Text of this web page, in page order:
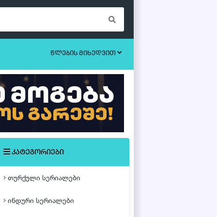
ბოევიკი
ეროტიული
მძაფრ-სიუჟეტიანი
უკრაინული სერიალები
წლების მიხედვით
კატეგორიები
თურქული სერიალები
ინდური სერიალები